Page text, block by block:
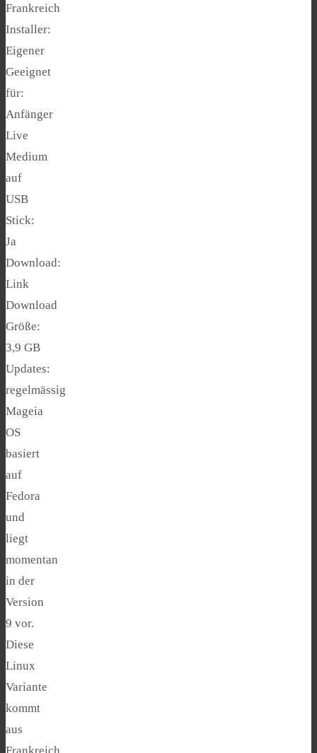
Frankreich
Installer:
Eigener
Geeignet
für:
Anfänger
Live
Medium
auf
USB
Stick:
Ja
Download:
Link
Download
Größe:
3,9 GB
Updates:
regelmässig
Mageia
OS
basiert
auf
Fedora
und
liegt
momentan
in der
Version
9 vor.
Diese
Linux
Variante
kommt
aus